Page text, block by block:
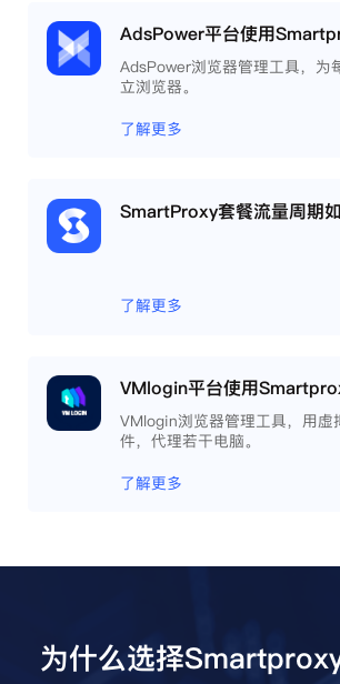
AdsPower平台使用
AdsPower浏览器管理工具，为
立浏览器。
了解更多
SmartProxy套餐流量周期如
了解更多
VMlogin平台使用
VMlogin浏览器管理工具，用虚
件，代理若干电脑。
了解更多
为什么选择